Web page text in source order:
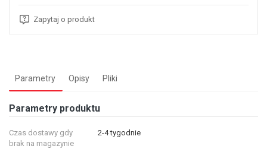
Zapytaj o produkt
Parametry Opisy Pliki
Parametry produktu
Czas dostawy gdy
brak na magazynie
2-4 tygodnie